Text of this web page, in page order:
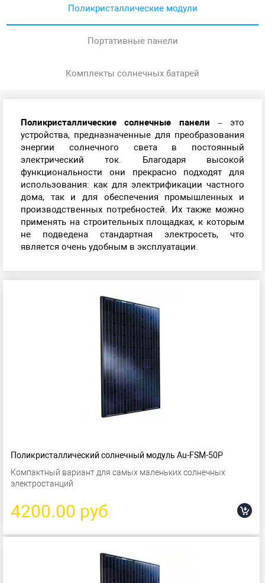
Поликристаллические модули
Портативные панели
Комплекты солнечных батарей
Поликристаллические солнечные панели – это
устройства, предназначенные для преобразования
энергии солнечного света в постоянный
электрический ток. Благодаря высокой
функциональности они прекрасно подходят для
использования: как для электрификации частного
дома, так и для обеспечения промышленных и
производственных потребностей. Их также можно
применять на строительных площадках, к которым
не подведена стандартная электросеть, что
является очень удобным в эксплуатации.
Поликристаллический солнечный модуль Au-FSM-50P
Компактный вариант для самых маленьких солнечных
электростанций
4200.00 руб